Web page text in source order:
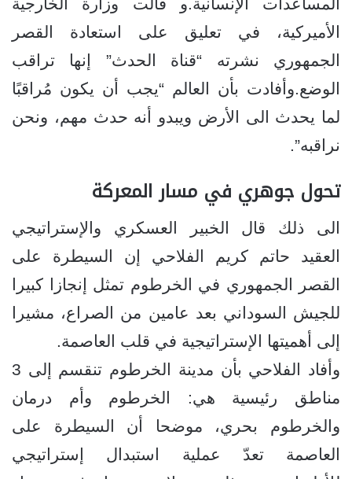
الأميركية، في تعليق على استعادة القصر
الجمهوري نشرته “قناة الحدث” إنها تراقب
الوضع.وأفادت بأن العالم “يجب أن يكون مُراقبًا
لما يحدث الى الأرض ويبدو أنه حدث مهم، ونحن
نراقبه”.
تحول جوهري في مسار المعركة
الى ذلك قال الخبير العسكري والإستراتيجي
العقيد حاتم كريم الفلاحي إن السيطرة على
القصر الجمهوري في الخرطوم تمثل إنجازا كبيرا
للجيش السوداني بعد عامين من الصراع، مشيرا
إلى أهميتها الإستراتيجية في قلب العاصمة.
وأفاد الفلاحي بأن مدينة الخرطوم تنقسم إلى 3
مناطق رئيسية هي: الخرطوم وأم درمان
والخرطوم بحري، موضحا أن السيطرة على
العاصمة تعدّ عملية استبدال إستراتيجي